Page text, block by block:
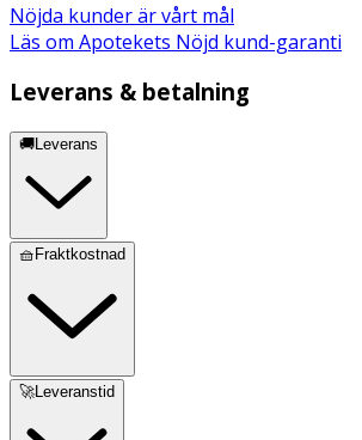
Nöjda kunder är vårt mål
Läs om Apotekets Nöjd kund-garanti
Leverans & betalning
🚚Leverans
🧺Fraktkostnad
🚀Leveranstid